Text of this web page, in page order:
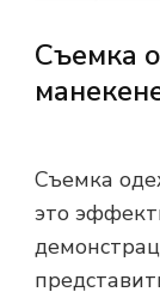
Съемка
Съемка
это